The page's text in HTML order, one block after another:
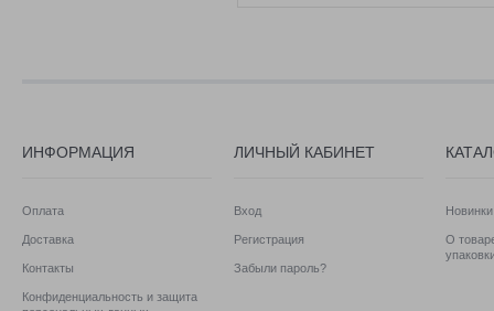
ИНФОРМАЦИЯ
Оплата
Доставка
Контакты
Конфиденциальность и защита
ЛИЧНЫЙ КАБИНЕТ
Вход
Регистрация
Забыли пароль?
Новинки
О